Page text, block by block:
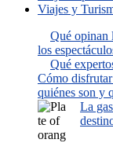
Viajes y
Qué opinan
los
Qué
Cómo
quiénes son y
La